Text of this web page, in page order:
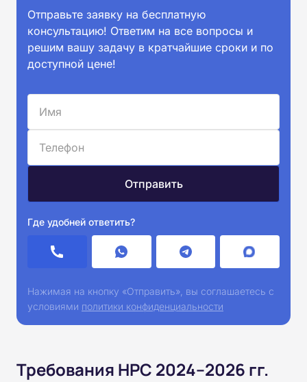
Отправьте заявку на бесплатную
консультацию! Ответим на все вопросы и
решим вашу задачу в кратчайшие сроки и по
доступной цене!
Где удобней ответить?
Нажимая на кнопку «Отправить», вы соглашаетесь с
условиями политики конфиденциальности
Требования НРС 2024–2026 гг.